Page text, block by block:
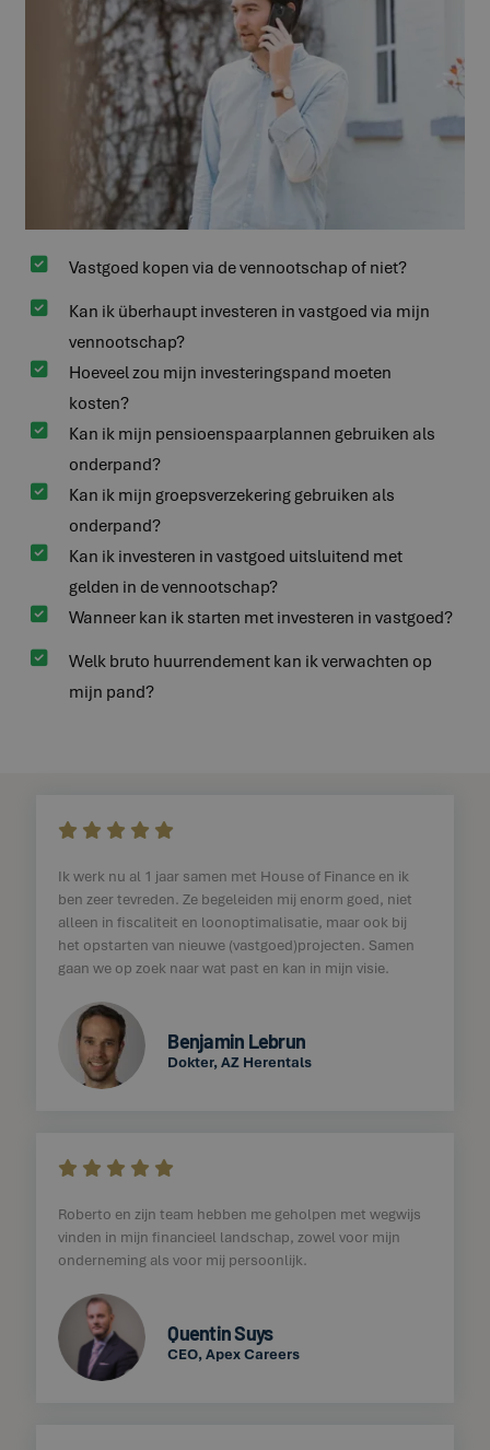
 Vastgoed kopen via de vennootschap of niet?

Kan ik überhaupt investeren in vastgoed via mijn
vennootschap?

Hoeveel zou mijn investeringspand moeten
kosten?

Kan ik mijn pensioenspaarplannen gebruiken als
onderpand?

Kan ik mijn groepsverzekering gebruiken als
onderpand?

Kan ik investeren in vastgoed uitsluitend met
gelden in de vennootschap?
 Wanneer kan ik starten met investeren in vastgoed?

Welk bruto huurrendement kan ik verwachten op
mijn pand?
    
Ik werk nu al 1 jaar samen met House of Finance en ik
ben zeer tevreden. Ze begeleiden mij enorm goed, niet
alleen in fiscaliteit en loonoptimalisatie, maar ook bij
het opstarten van nieuwe (vastgoed)projecten. Samen
gaan we op zoek naar wat past en kan in mijn visie.
Benjamin Lebrun
Dokter, AZ Herentals
    
Roberto en zijn team hebben me geholpen met wegwijs
vinden in mijn financieel landschap, zowel voor mijn
onderneming als voor mij persoonlijk.
Quentin Suys
CEO, Apex Careers